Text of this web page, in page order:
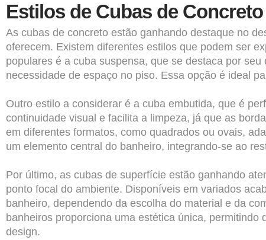
Estilos de Cubas de
As cubas de concreto estão ganhando destaque no
oferecem. Existem diferentes estilos que podem ser
populares é a cuba suspensa, que se destaca por
necessidade de espaço no piso. Essa opção é ideal
Outro estilo a considerar é a cuba embutida, que é
continuidade visual e facilita a limpeza, já que as
em diferentes formatos, como quadrados ou ovais,
um elemento central do banheiro, integrando-se ao
Por último, as cubas de superfície estão ganhando
ponto focal do ambiente. Disponíveis em variados
banheiro, dependendo da escolha do material e da
banheiros proporciona uma estética única,
design.